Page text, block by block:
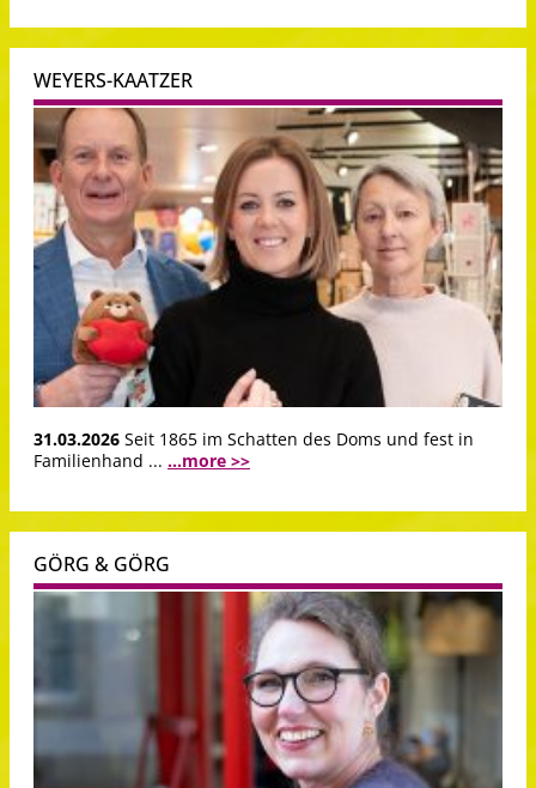
WEYERS-KAATZER
31.03.2026 Seit 1865 im Schatten des Doms und fest in
Familienhand ... ...more >>
GÖRG & GÖRG